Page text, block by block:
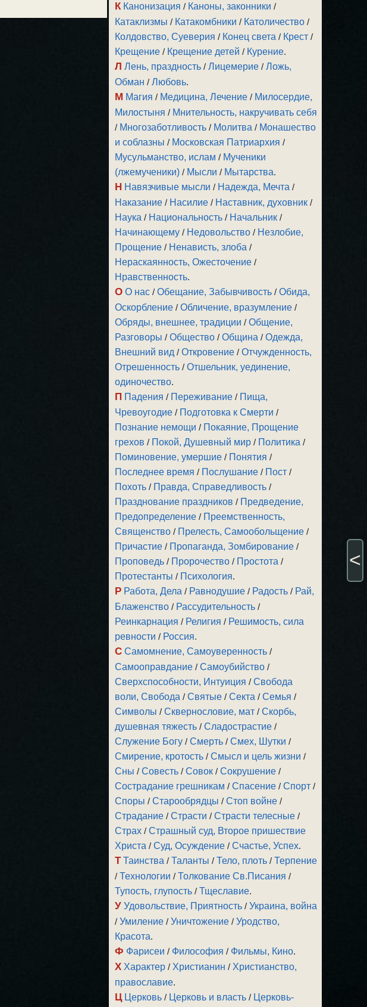
К Канонизация / Каноны, законники /
Катаклизмы / Катакомбники / Католичество /
Колдовство, Суеверия / Конец света / Крест /
Крещение / Крещение детей / Курение.
Л Лень, праздность /Лицемерие /Ложь,
Обман /Любовь.
М Магия / Медицина, Лечение / Милосердие,
Милостыня / Мнительность, накручивать себя
/ Многозаботливость / Молитва / Монашество
и соблазны / Московская Патриархия /
Мусульманство, ислам / Мученики
(лжемученики) / Мысли / Мытарства.
Н Навязчивые мысли / Надежда, Мечта /
Наказание / Насилие / Наставник, духовник /
Наука / Национальность / Начальник /
Начинающему / Недовольство / Незлобие,
Прощение / Ненависть, злоба /
Нераскаянность, Ожесточение /
Нравственность.
О О нас /Обещание, Забывчивость /Обида,
Оскорбление /Обличение, вразумление /
Обряды, внешнее, традиции /Общение,
Разговоры /Общество /Община /Одежда,
Внешний вид /Откровение /Отчужденность,
Отрешенность /Отшельник, уединение,
одиночество.
П Падения / Переживание / Пища,
Чревоугодие / Подготовка к Смерти /
Познание немощи / Покаяние, Прощение
грехов / Покой, Душевный мир / Политика /
Поминовение, умершие / Понятия /
Последнее время / Послушание / Пост /
Похоть / Правда, Справедливость /
Празднование праздников / Предведение,
Предопределение / Преемственность,
Священство / Прелесть, Самообольщение /
Причастие / Пропаганда, Зомбирование /
Проповедь / Пророчество / Простота /
Протестанты / Психология.
Р Работа, Дела / Равнодушие / Радость / Рай,
Блаженство / Рассудительность /
Реинкарнация / Религия / Решимость, сила
ревности / Россия.
С Самомнение, Самоуверенность /
Самооправдание /Самоубийство /
Сверхспособности, Интуиция /Свобода
воли, Свобода /Святые /Секта /Семья /
Символы /Сквернословие, мат /Скорбь,
душевная тяжесть /Сладострастие /
Служение Богу /Смерть /Смех, Шутки /
Смирение, кротость /Смысл и цель жизни /
Сны /Совесть /Совок /Сокрушение /
Сострадание грешникам /Спасение /Спорт /
Споры /Старообрядцы /Стоп войне /
Страдание /Страсти /Страсти телесные /
Страх /Страшный суд, Второе пришествие
Христа /Суд, Осуждение /Счастье, Успех.
Т Таинства /Таланты /Тело, плоть /Терпение
/Технологии /Толкование Св.Писания /
Тупость, глупость /Тщеславие.
У Удовольствие, Приятность /Украина, война
/Умиление /Уничтожение /Уродство,
Красота.
Ф Фарисеи / Философия / Фильмы, Кино.
Х Характер / Христианин / Христианство,
православие.
Ц Церковь / Церковь и власть / Церковь-
<